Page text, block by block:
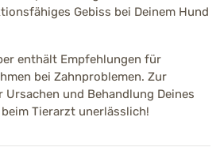
Gebiss bei Deinem Hund
enthält Empfehlungen für
bei Zahnproblemen. Zur
Ursachen und Behandlung Deines
Tierarzt unerlässlich!